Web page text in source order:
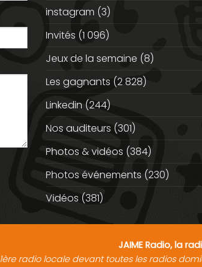
instagram (3)
Invités (1 096)
Jeux de la semaine (8)
Les gagnants (2 828)
Linkedin (244)
Nos auditeurs (301)
Photos & vidéos (384)
Photos événements (230)
Vidéos (381)
JAIME Radio, la
1ère radio locale devant toutes les radios